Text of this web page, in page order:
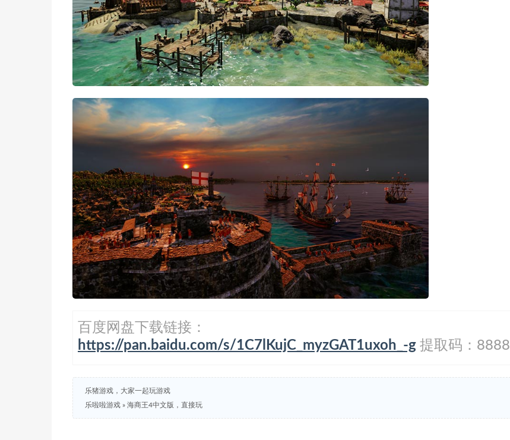
百度网盘下载链接：
https://pan.baidu.com/s/1C7lKujC_myzGAT1uxoh_-g 提取码：8888
乐猪游戏，大家一起玩游戏
乐啦啦游戏 » 海商王4中文版，直接玩